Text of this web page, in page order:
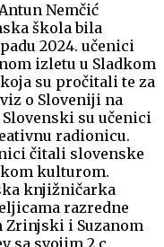
Nemčić
škola bila
2024. učenici
izletu u Sladkom
su pročitali te za
o Sloveniji na
su učenici
radionicu.
čitali slovenske
kulturom.
knjižničarka
razredne
Zrinjski i Suzanom